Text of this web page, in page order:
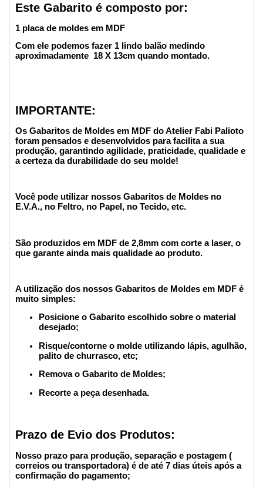
Este Gabarito é composto por:
1 placa de moldes em MDF
Com ele podemos fazer 1 lindo balão medindo
aproximadamente 18 X 13cm quando montado.
IMPORTANTE:
Os Gabaritos de Moldes em MDF do Atelier Fabi Palioto
foram pensados e desenvolvidos para facilita a sua
produção, garantindo agilidade, praticidade, qualidade e
a certeza da durabilidade do seu molde!
Você pode utilizar nossos Gabaritos de Moldes no
E.V.A., no Feltro, no Papel, no Tecido, etc.
São produzidos em MDF de 2,8mm com corte a laser, o
que garante ainda mais qualidade ao produto.
A utilização dos nossos Gabaritos de Moldes em MDF é
muito simples:
Posicione o Gabarito escolhido sobre o material
desejado;
Risque/contorne o molde utilizando lápis, agulhão,
palito de churrasco, etc;
Remova o Gabarito de Moldes;
Recorte a peça desenhada.
Prazo de Evio dos Produtos:
Nosso prazo para produção, separação e postagem (
correios ou transportadora) é de até 7 dias úteis após a
confirmação do pagamento;